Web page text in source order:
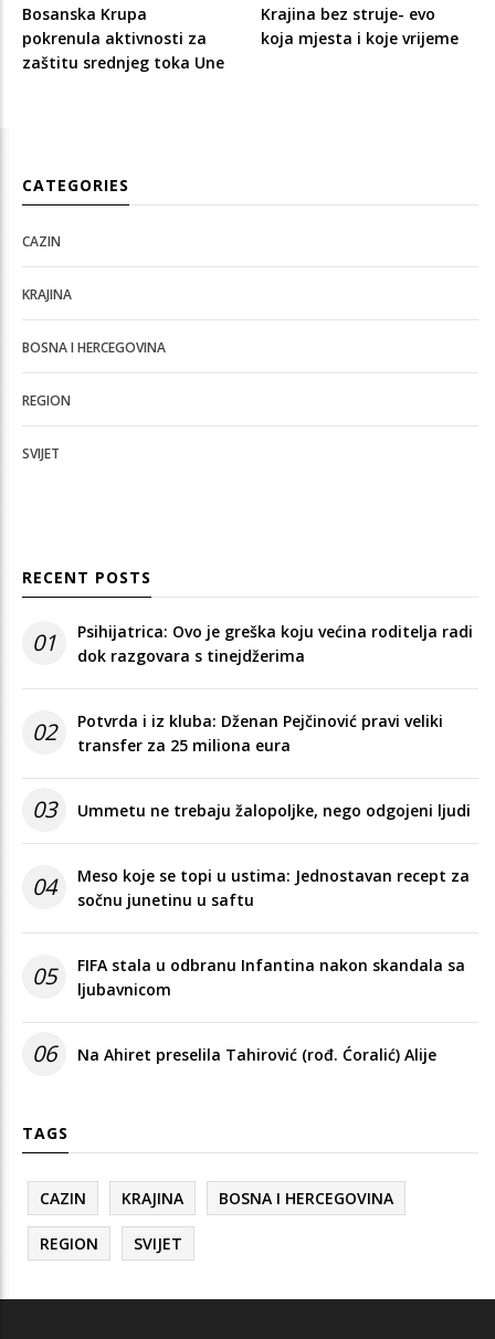
Bosanska Krupa
pokrenula aktivnosti za
zaštitu srednjeg toka Une
Krajina bez struje- evo
koja mjesta i koje vrijeme
CATEGORIES
CAZIN
KRAJINA
BOSNA I HERCEGOVINA
REGION
SVIJET
RECENT POSTS
01
Psihijatrica: Ovo je greška koju većina roditelja radi
dok razgovara s tinejdžerima
02
Potvrda i iz kluba: Dženan Pejčinović pravi veliki
transfer za 25 miliona eura
03 Ummetu ne trebaju žalopoljke, nego odgojeni ljudi
04
Meso koje se topi u ustima: Jednostavan recept za
sočnu junetinu u saftu
05
FIFA stala u odbranu Infantina nakon skandala sa
ljubavnicom
06 Na Ahiret preselila Tahirović (rođ. Ćoralić) Alije
TAGS
CAZIN KRAJINA BOSNA I HERCEGOVINA
REGION SVIJET